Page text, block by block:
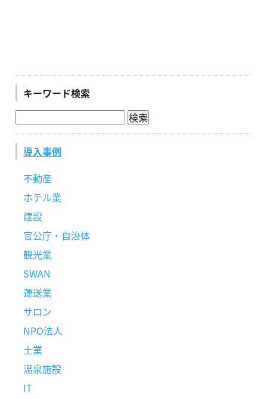
キーワード検索
導入事例
不動産
ホテル業
建設
官公庁・自治体
観光業
SWAN
運送業
サロン
NPO法人
士業
温泉施設
IT